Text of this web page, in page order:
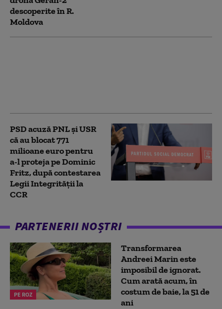
descoperite în R.
Moldova
PSD acuză PNL şi USR
că au blocat 771
milioane euro pentru
a-l proteja pe Dominic
Fritz, după contestarea
Legii Integrității la
CCR
PARTENERII NOȘTRI
PE ROZ
Transformarea
Andreei Marin este
imposibil de ignorat.
Cum arată acum, în
costum de baie, la 51 de
ani